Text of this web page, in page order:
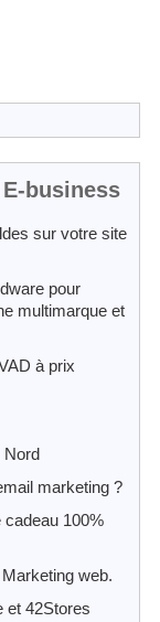
business
sur votre site
pour
multimarque et
à prix
Nord
marketing ?
cadeau 100%
web.
et 42Stores